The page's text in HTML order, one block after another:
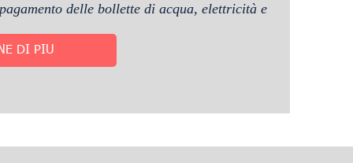
delle bollette di acqua, elettricità e
DI PIÙ